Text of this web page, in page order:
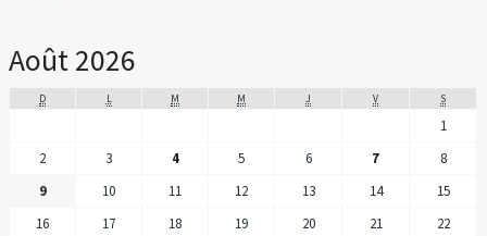
Août 2026
D L M M J V S
1
2
3 4 5 6 7
8
9
10 11 12 13 14
15
16
17 18 19 20 21
22